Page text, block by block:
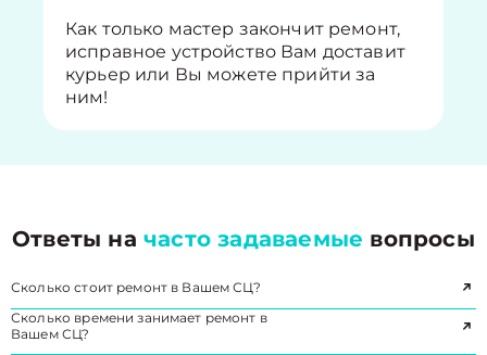
Как только мастер закончит ремонт,
исправное устройство Вам доставит
курьер или Вы можете прийти за
ним!
Ответы начасто задаваемые вопросы
Сколько стоит ремонт в Вашем СЦ?
Сколько времени занимает ремонт в
Вашем СЦ?